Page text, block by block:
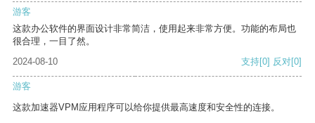
游客
这款办公软件的界面设计非常简洁，使用起来非常方便。功能的布局也
很合理，一目了然。
2024-08-10
支持[0] 反对[0]
游客
这款加速器VPM应用程序可以给你提供最高速度和安全性的连接。